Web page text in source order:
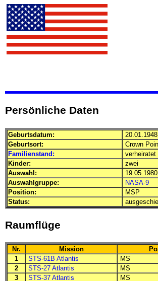
Persönliche Daten
Geburtsdatum:
20.01.1948
Geburtsort:
Crown
Familienstand:
verheiratet
Kinder:
zwei
Auswahl:
19.05.1980
Auswahlgruppe:
NASA-9
Position:
MSP
Status:
Raumflüge
Nr. Mission
1
STS-61B Atlantis MS
2
STS-27 Atlantis MS
3
STS-37 Atlantis MS